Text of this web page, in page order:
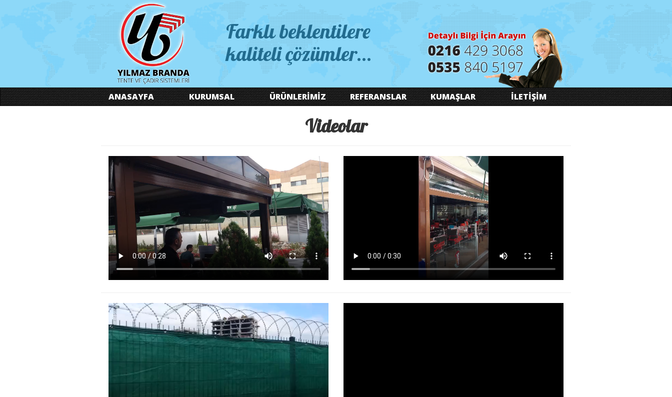
Farklı beklentilere
kaliteli çözümler...
ANASAYFA KURUMSAL ÜRÜNLERİMİZ REFERANSLAR KUMAŞLAR İLETİŞİM
Videolar